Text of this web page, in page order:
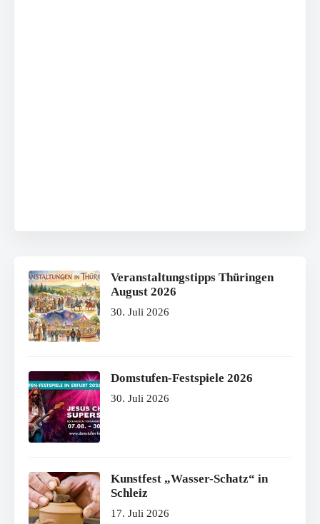
Veranstaltungstipps Thüringen
August 2026
30. Juli 2026
Domstufen-Festspiele 2026
30. Juli 2026
Kunstfest „Wasser-Schatz“ in
Schleiz
17. Juli 2026